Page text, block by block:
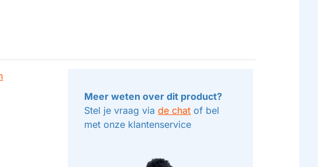
Meer weten over dit product?
Stel je vraag viade chat of bel
met onze klantenservice